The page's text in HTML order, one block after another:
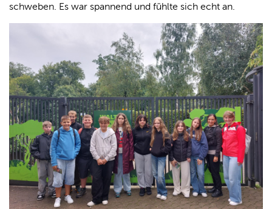
schweben. Es war spannend und fühlte sich echt an.